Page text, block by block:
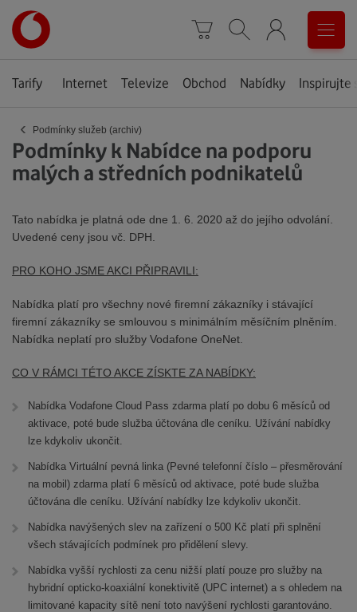
stránka
Košík
Vyhledávání
Menu
Tarify Internet Televize Obchod Nabídky Inspirujte
‹ Podmínky služeb (archiv)
Podmínky k Nabídce na podporu
malých a středních podnikatelů
Tato nabídka je platná ode dne 1. 6. 2020 až do jejího odvolání.
Uvedené ceny jsou vč. DPH.
PRO KOHO JSME AKCI PŘIPRAVILI:
Nabídka platí pro všechny nové firemní zákazníky i stávající
firemní zákazníky se smlouvou s minimálním měsíčním plněním.
Nabídka neplatí pro služby Vodafone OneNet.
CO V RÁMCI TÉTO AKCE ZÍSKTE ZA NABÍDKY:
Nabídka Vodafone Cloud Pass zdarma platí po dobu 6 měsíců od
aktivace, poté bude služba účtována dle ceníku. Užívání nabídky
lze kdykoliv ukončit.
Nabídka Virtuální pevná linka (Pevné telefonní číslo – přesměrování
na mobil) zdarma platí 6 měsíců od aktivace, poté bude služba
účtována dle ceníku. Užívání nabídky lze kdykoliv ukončit.
Nabídka navýšených slev na zařízení o 500 Kč platí při splnění
všech stávajících podmínek pro přidělení slevy.
Nabídka vyšší rychlosti za cenu nižší platí pouze pro služby na
hybridní opticko-koaxiální konektivitě (UPC internet) a s ohledem na
limitované kapacity sítě není toto navýšení rychlosti garantováno.